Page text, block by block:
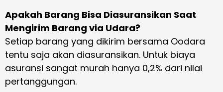
Apakah Barang Bisa Diasuransikan Saat
Mengirim Barang via Udara?
Setiap barang yang dikirim bersama Oodara
tentu saja akan diasuransikan. Untuk biaya
asuransi sangat murah hanya 0,2% dari nilai
pertanggungan.